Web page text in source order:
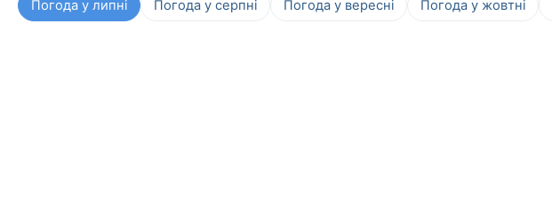
Погода у липні
Погода у серпні Погода у вересні Погода у жовтні